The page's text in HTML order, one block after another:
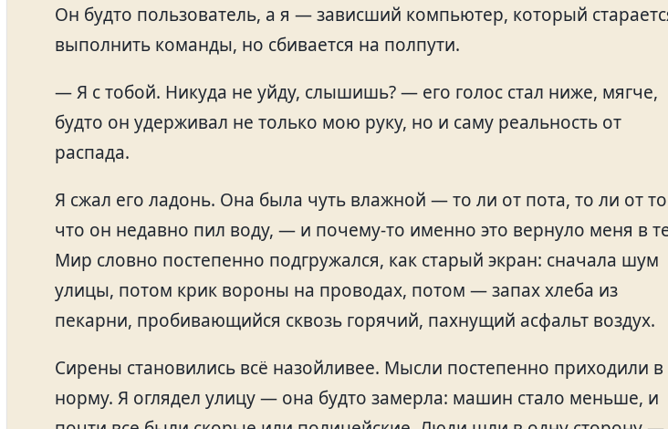
Он будто пользователь, а я — зависший компьютер, который
выполнить команды, но сбивается на полпути.
— Я с тобой. Никуда не уйду, слышишь? — его голос стал ниже, мягче,
будто он удерживал не только мою руку, но и саму реальность от
распада.
Я сжал его ладонь. Она была чуть влажной — то ли от пота, то ли от
что он недавно пил воду, — и почему-то именно это вернуло меня в
Мир словно постепенно подгружался, как старый экран: сначала шум
улицы, потом крик вороны на проводах, потом — запах хлеба из
пекарни, пробивающийся сквозь горячий, пахнущий асфальт воздух.
Сирены становились всё назойливее. Мысли постепенно приходили в
норму. Я оглядел улицу — она будто замерла: машин стало меньше, и